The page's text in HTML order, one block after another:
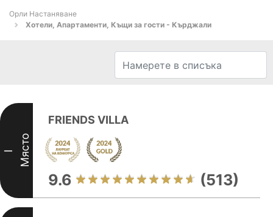
Орли Настаняване
Хотели, Апартаменти, Къщи за гости - Кърджали
I Място
FRIENDS VILLA
9.6 (513)